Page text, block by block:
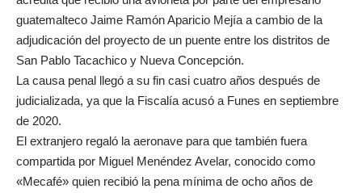
guatemalteco Jaime Ramón Aparicio Mejía a cambio de la
adjudicación del proyecto de un puente entre los distritos de
San Pablo Tacachico y Nueva Concepción.
La causa penal llegó a su fin casi cuatro años después de
judicializada, ya que la Fiscalía acusó a Funes en septiembre
de 2020.
El extranjero regaló la aeronave para que también fuera
compartida por Miguel Menéndez Avelar, conocido como
«Mecafé» quien recibió la pena mínima de ocho años de